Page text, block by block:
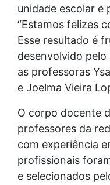
unidade escolar e
“Estamos felizes
Esse resultado é
desenvolvido pelo
as professoras
e Joelma Vieira
O corpo docente
professores da
com experiência
profissionais
e selecionados